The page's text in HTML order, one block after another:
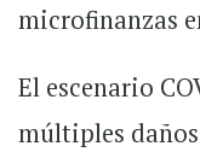
microfinanzas
El escenario
múltiples